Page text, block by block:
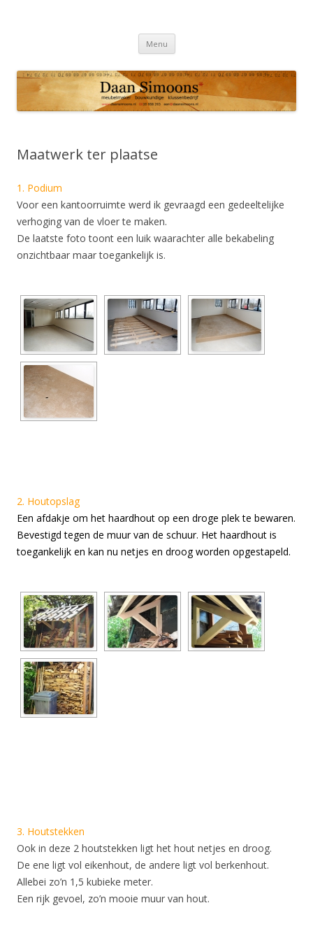
Menu Spring
inhoud
Maatwerk ter plaatse
1. Podium
Voor een kantoorruimte werd ik gevraagd een gedeeltelijke
verhoging van de vloer te maken.
De laatste foto toont een luik waarachter alle bekabeling
onzichtbaar maar toegankelijk is.
2. Houtopslag
Een afdakje om het haardhout op een droge plek te bewaren.
Bevestigd tegen de muur van de schuur. Het haardhout is
toegankelijk en kan nu netjes en droog worden opgestapeld.
3. Houtstekken
Ook in deze 2 houtstekken ligt het hout netjes en droog.
De ene ligt vol eikenhout, de andere ligt vol berkenhout.
Allebei zo’n 1,5 kubieke meter.
Een rijk gevoel, zo’n mooie muur van hout.